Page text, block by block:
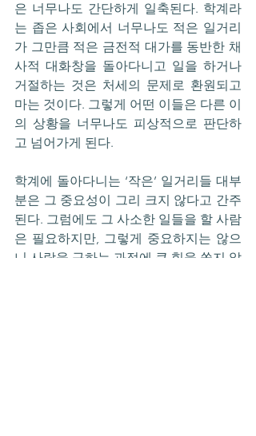
은 너무나도 간단하게 일축된다. 학계라
는 좁은 사회에서 너무나도 적은 일거리
가 그만큼 적은 금전적 대가를 동반한 채
사적 대화창을 돌아다니고 일을 하거나
거절하는 것은 처세의 문제로 환원되고
마는 것이다. 그렇게 어떤 이들은 다른 이
의 상황을 너무나도 피상적으로 판단하
고 넘어가게 된다.
학계에 돌아다니는 ‘작은’ 일거리들 대부
분은 그 중요성이 그리 크지 않다고 간주
된다. 그럼에도 그 사소한 일들을 할 사람
은 필요하지만, 그렇게 중요하지는 않으
니 사람을 구하는 과정에 큰 힘을 쏟지 않